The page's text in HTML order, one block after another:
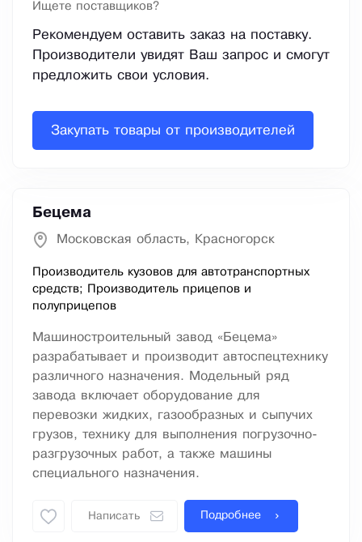
Ищете поставщиков?
Рекомендуем оставить заказ на поставку.
Производители увидят Ваш запрос и смогут
предложить свои условия.
Закупать товары от производителей
Бецема
Московская область, Красногорск
Производитель кузовов для автотранспортных
средств; Производитель прицепов и
полуприцепов
Машиностроительный завод «Бецема»
разрабатывает и производит автоспецтехнику
различного назначения. Модельный ряд
завода включает оборудование для
перевозки жидких, газообразных и сыпучих
грузов, технику для выполнения погрузочно-
разгрузочных работ, а также машины
специального назначения.
Написать Подробнее